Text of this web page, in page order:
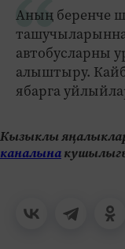
Аның беренче
автобусларны
алыштыру.
ябарга
Кызыклы
каналына